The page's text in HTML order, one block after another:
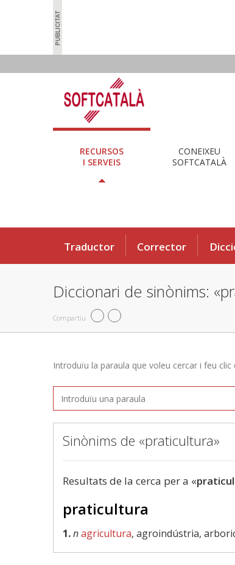
RECURSOS
I SERVEIS
CONEIXEU
SOFTCATALÀ
Traductor Corrector
Diccionari de sinònims:
Compartiu
Introduïu la paraula que voleu cercar i feu clic
Sinònims de «praticultura»
Resultats de la cerca per a «
praticultura
1.nagricultura, agroindústria,